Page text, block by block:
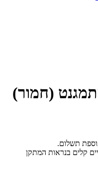
(חמור)
תשלום.
קלים בנראות המתקן